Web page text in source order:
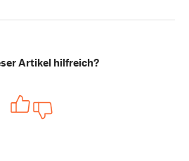
Artikel hilfreich?